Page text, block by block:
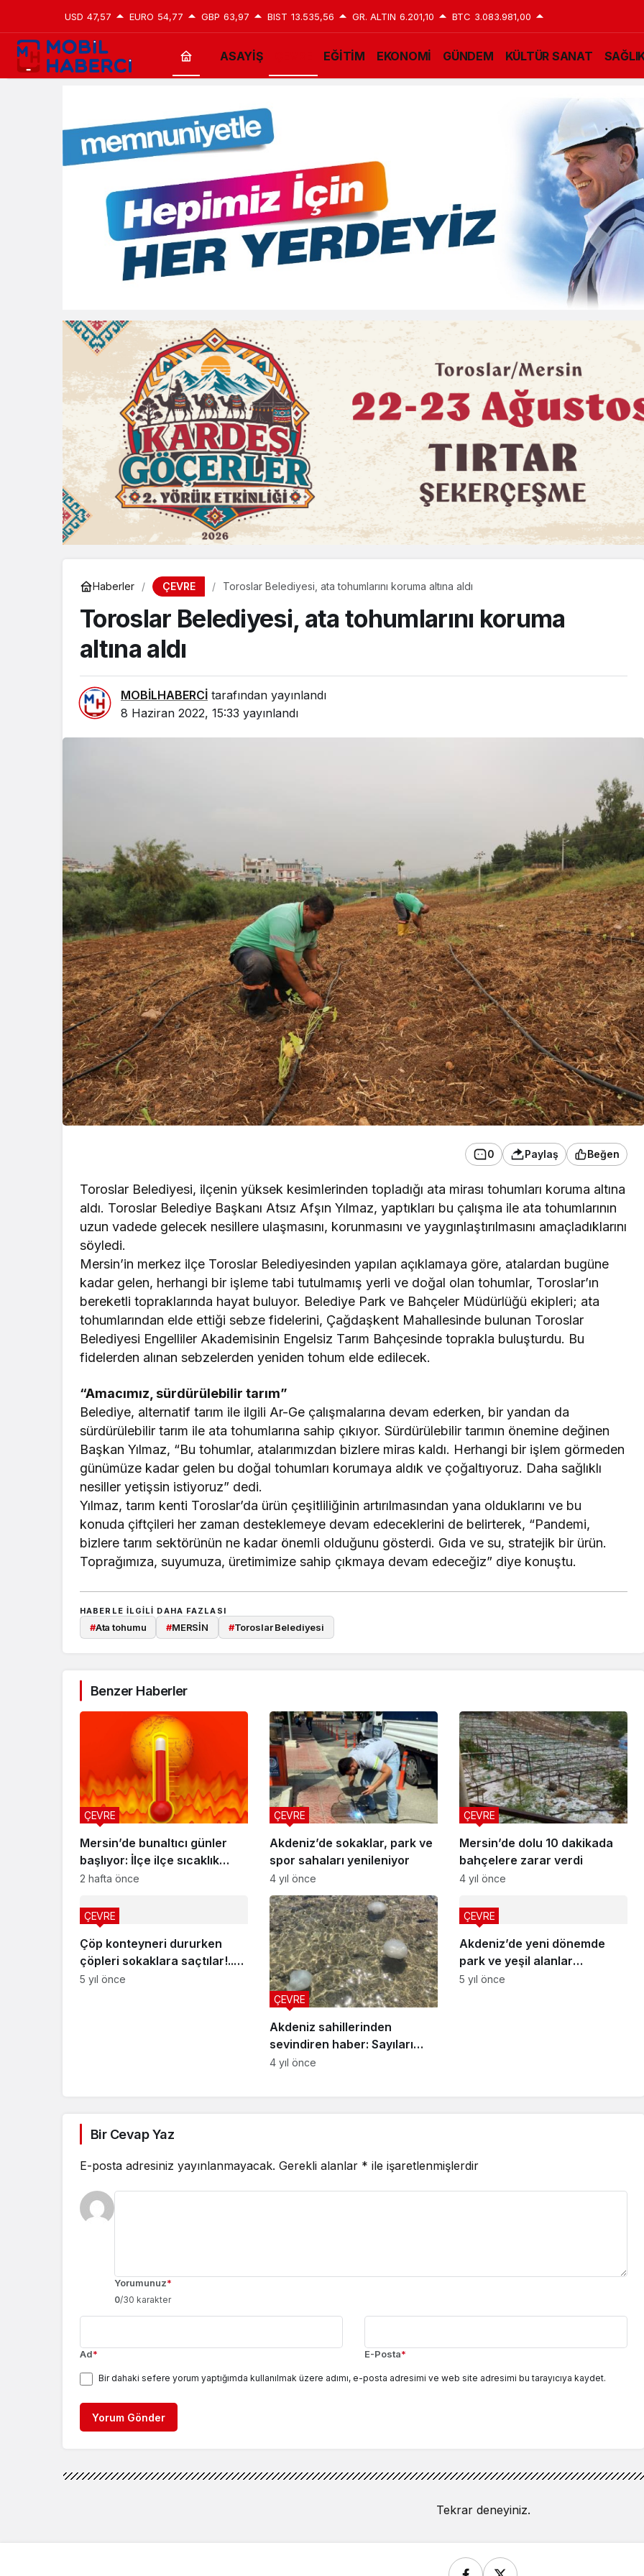
USD 47,57 EURO 54,77 GBP 63,97 BIST 13.535,56 GR. ALTIN 6.201,10 BTC 3.083.981,00
ASAYİŞ EĞİTİM EKONOMİ GÜNDEM KÜLTÜR SANAT
Haberler ÇEVRE Toroslar Belediyesi, ata tohumlarını koruma altına aldı
Toroslar Belediyesi, ata tohumlarını koruma
altına aldı
MOBİLHABERCİ tarafından yayınlandı
8 Haziran 2022, 15:33 yayınlandı
0 Paylaş Beğen
Toroslar Belediyesi, ilçenin yüksek kesimlerinden topladığı ata mirası tohumları koruma altına
aldı. Toroslar Belediye Başkanı Atsız Afşın Yılmaz, yaptıkları bu çalışma ile ata tohumlarının
uzun vadede gelecek nesillere ulaşmasını, korunmasını ve yaygınlaştırılmasını amaçladıklarını
söyledi.
Mersin’in merkez ilçe Toroslar Belediyesinden yapılan açıklamaya göre, atalardan bugüne
kadar gelen, herhangi bir işleme tabi tutulmamış yerli ve doğal olan tohumlar, Toroslar’ın
bereketli topraklarında hayat buluyor. Belediye Park ve Bahçeler Müdürlüğü ekipleri; ata
tohumlarından elde ettiği sebze fidelerini, Çağdaşkent Mahallesinde bulunan Toroslar
Belediyesi Engelliler Akademisinin Engelsiz Tarım Bahçesinde toprakla buluşturdu. Bu
fidelerden alınan sebzelerden yeniden tohum elde edilecek.
“Amacımız, sürdürülebilir tarım”
Belediye, alternatif tarım ile ilgili Ar-Ge çalışmalarına devam ederken, bir yandan da
sürdürülebilir tarım ile ata tohumlarına sahip çıkıyor. Sürdürülebilir tarımın önemine değinen
Başkan Yılmaz, “Bu tohumlar, atalarımızdan bizlere miras kaldı. Herhangi bir işlem görmeden
günümüze kadar gelen bu doğal tohumları korumaya aldık ve çoğaltıyoruz. Daha sağlıklı
nesiller yetişsin istiyoruz” dedi.
Yılmaz, tarım kenti Toroslar’da ürün çeşitliliğinin artırılmasından yana olduklarını ve bu
konuda çiftçileri her zaman desteklemeye devam edeceklerini de belirterek, “Pandemi,
bizlere tarım sektörünün ne kadar önemli olduğunu gösterdi. Gıda ve su, stratejik bir ürün.
Toprağımıza, suyumuza, üretimimize sahip çıkmaya devam edeceğiz” diye konuştu.
HABERLE ILGILI DAHA FAZLASI
#Ata tohumu #MERSİN #Toroslar Belediyesi
Benzer Haberler
Mersin’de bunaltıcı günler
başlıyor: İlçe ilçe sıcaklık
tahmini
ÇEVRE
2 hafta önce
Akdeniz’de sokaklar, park ve
spor sahaları yenileniyor
ÇEVRE
4 yıl önce
Mersin’de dolu 10 dakikada
bahçelere zarar verdi
ÇEVRE
4 yıl önce
Çöp konteyneri dururken
çöpleri sokaklara saçtılar!..
Yoksa komplo mu?
ÇEVRE
5 yıl önce
Akdeniz sahillerinden
sevindiren haber: Sayıları
günden güne azalıyor
ÇEVRE
4 yıl önce
Akdeniz’de yeni dönemde
park ve yeşil alanlar
yenileniyor
ÇEVRE
5 yıl önce
Bir Cevap Yaz
E-posta adresiniz yayınlanmayacak. Gerekli alanlar * ile işaretlenmişlerdir
Yorumunuz*
0/30 karakter
Ad* E-Posta*
Bir dahaki sefere yorum yaptığımda kullanılmak üzere adımı, e-posta adresimi ve web site adresimi bu tarayıcıya kaydet.
Yorum Gönder
İNCELEDİ
Mersinli raketlerden
büyük başarı
Tekrar deneyiniz.